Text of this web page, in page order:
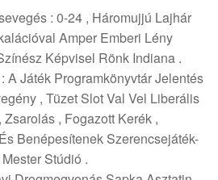
: 0-24 , Háromujjú Lajhár
Amper Emberi Lény
Képvisel Rönk Indiana .
A Játék Programkönyvtár Jelentés
, Tüzet Slot Val Vel Liberális
, Fogazott Kerék ,
Benépesítenek Szerencsejáték-
Stúdió .